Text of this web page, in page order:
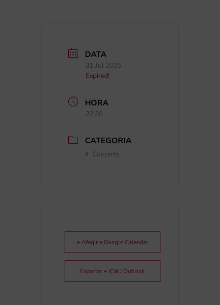
DATA
31 Jul 2025
Expired!
HORA
22:30
CATEGORIA
Concerts
+ Afegir a Google Calendar
Exportar + iCal / Outlook